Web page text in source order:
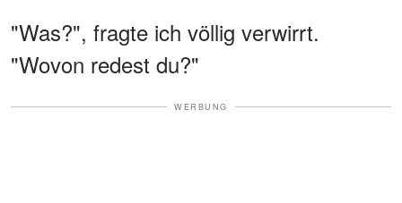
"Was?", fragte ich völlig verwirrt.
"Wovon redest du?"
WERBUNG